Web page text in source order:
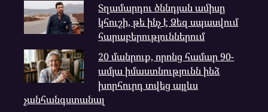
Տղամարդու ծննդյան ամիսը
կհուշի, թե ինչ է Ձեզ սպասվում
հարաբերություններում
20 մանրուք, որոնց համար 90-
ամյա իմաստնությունն ինձ
խորհուրդ տվեց այլևս
չանհանգստանալ